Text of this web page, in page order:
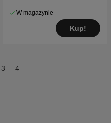
W magazynie
Kup!
3 4